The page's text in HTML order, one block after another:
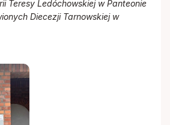
Teresy Ledóchowskiej w Panteonie
Diecezji Tarnowskiej w